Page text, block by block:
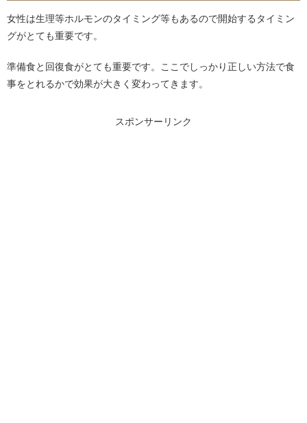
女性は生理等ホルモンのタイミング等もあるので開始するタイミン
グがとても重要です。
準備食と回復食がとても重要です。ここでしっかり正しい方法で食
事をとれるかで効果が大きく変わってきます。
スポンサーリンク